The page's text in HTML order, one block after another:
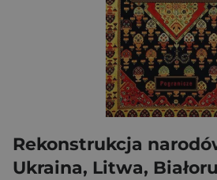
Rekonstrukcja
Ukraina, Litwa,